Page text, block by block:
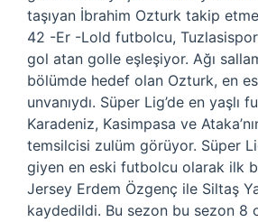
taşıyan İbrahim Ozturk takip
42 -Er -Lold futbolcu,
gol atan golle eşleşiyor. Ağı
bölümde hedef olan Ozturk, en
unvanıydı. Süper Lig’de en yaşlı
Karadeniz, Kasimpasa ve
temsilcisi zulüm görüyor. Süper
giyen en eski futbolcu olarak ilk
Jersey Erdem Özgenç ile Siltaş
kaydedildi. Bu sezon bu sezon 8